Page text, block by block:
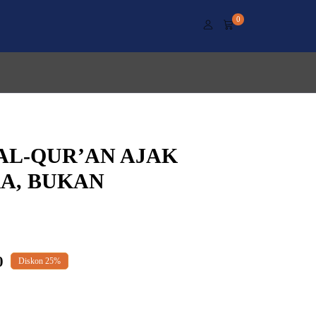
0
QUR’AN AJAK
BUKAN
Current
Diskon 25%